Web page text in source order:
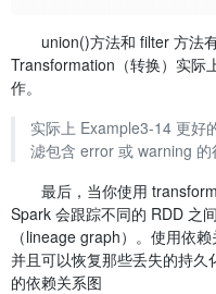
union()方法和 filter 方法有
Transformation（转换）实际
作。
实际上 Example3-14 更好
滤包含 error 或 warning 的
最后，当你使用
Spark 会跟踪不同的 RDD 之
（lineage graph）。使用依
并且可以恢复那些丢失的持
的依赖关系图